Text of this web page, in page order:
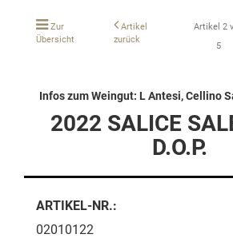
Zur
Übersicht
Artikel
zurück
Artikel 2
5
Infos zum Weingut: L Antesi, Cellino
2022 SALICE
D.O.P.
ARTIKEL-NR.:
02010122